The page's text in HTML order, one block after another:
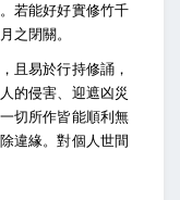
若能好好實修竹千
之閉關。
且易於行持修誦，
的侵害、迎遮凶災
切所作皆能順利無
違緣。對個人世間